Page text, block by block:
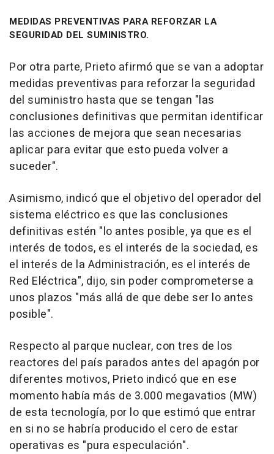
MEDIDAS PREVENTIVAS PARA REFORZAR LA
SEGURIDAD DEL SUMINISTRO.
Por otra parte, Prieto afirmó que se van a adoptar
medidas preventivas para reforzar la seguridad
del suministro hasta que se tengan "las
conclusiones definitivas que permitan identificar
las acciones de mejora que sean necesarias
aplicar para evitar que esto pueda volver a
suceder".
Asimismo, indicó que el objetivo del operador del
sistema eléctrico es que las conclusiones
definitivas estén "lo antes posible, ya que es el
interés de todos, es el interés de la sociedad, es
el interés de la Administración, es el interés de
Red Eléctrica", dijo, sin poder comprometerse a
unos plazos "más allá de que debe ser lo antes
posible".
Respecto al parque nuclear, con tres de los
reactores del país parados antes del apagón por
diferentes motivos, Prieto indicó que en ese
momento había más de 3.000 megavatios (MW)
de esta tecnología, por lo que estimó que entrar
en si no se habría producido el cero de estar
operativas es "pura especulación".